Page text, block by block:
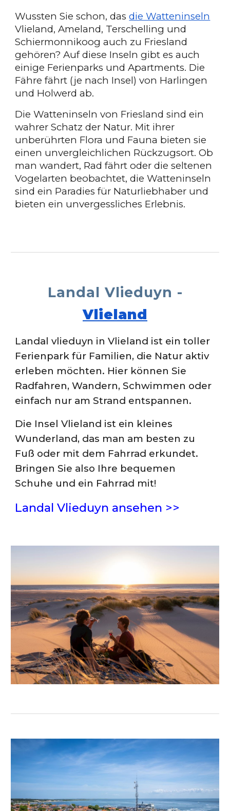
Wussten Sie schon, dasdie Watteninseln
Vlieland, Ameland, Terschelling und
Schiermonnikoog auch zu Friesland
gehören? Auf diese Inseln gibt es auch
einige Ferienparks und Apartments. Die
Fähre fährt (je nach Insel) von Harlingen
und Holwerd ab.
Die Watteninseln von Friesland sind ein
wahrer Schatz der Natur. Mit ihrer
unberührten Flora und Fauna bieten sie
einen unvergleichlichen Rückzugsort. Ob
man wandert, Rad fährt oder die seltenen
Vogelarten beobachtet, die Watteninseln
sind ein Paradies für Naturliebhaber und
bieten ein unvergessliches Erlebnis.
Landal Vlieduyn -
Vlieland
Landal vlieduyn in Vlieland ist ein toller
Ferienpark für Familien, die Natur aktiv
erleben möchten. Hier können Sie
Radfahren, Wandern, Schwimmen oder
einfach nur am Strand entspannen.
Die Insel Vlieland ist ein kleines
Wunderland, das man am besten zu
Fuß oder mit dem Fahrrad erkundet.
Bringen Sie also Ihre bequemen
Schuhe und ein Fahrrad mit!
Landal Vlieduyn ansehen >>